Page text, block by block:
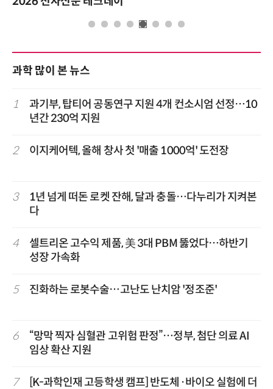
과학 많이 본 뉴스
1
과기부, 탑티어 공동연구 지원 4개 컨소시엄 선정…10
년간 230억 지원
2 이지케어텍, 올해 창사 첫 '매출 1000억' 도전장
3
1년 넘게 떠돈 로켓 잔해, 달과 충돌…다누리가 지켜본
다
4
셀트리온 고수익 제품, 美 3대 PBM 뚫었다…하반기
성장 가속화
5 진화하는 로봇수술…고난도 난치암 '정조준'
6
“망막 찍자 심혈관 고위험 판정”…정부, 첨단 의료 AI
임상 확산 지원
7
[K-과학인재 고등학생 캠프] 반도체·바이오 실험에 더